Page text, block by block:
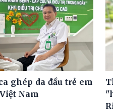
ghép da đầu trẻ em
Nam